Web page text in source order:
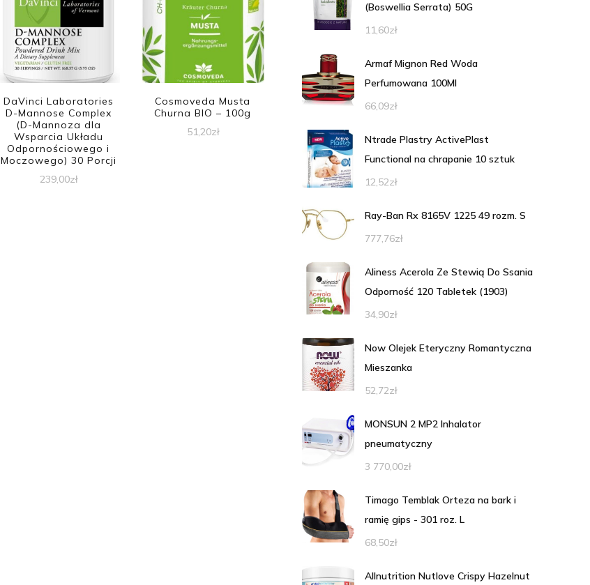
DaVinci Laboratories
D-Mannose Complex
(D-Mannoza dla
Wsparcia Układu
Odpornościowego i
Moczowego) 30 Porcji
239,00zł
Cosmoveda Musta
Churna BIO – 100g
51,20zł
(Boswellia Serrata) 50G
11,60zł
Armaf Mignon Red Woda
Perfumowana 100Ml
66,09zł
Ntrade Plastry ActivePlast
Functional na chrapanie 10 sztuk
12,52zł
Ray-Ban Rx 8165V 1225 49 rozm. S
777,76zł
Aliness Acerola Ze Stewią Do Ssania
Odporność 120 Tabletek (1903)
34,90zł
Now Olejek Eteryczny Romantyczna
Mieszanka
52,72zł
MONSUN 2 MP2 Inhalator
pneumatyczny
3 770,00zł
Timago Temblak Orteza na bark i
ramię gips - 301 roz. L
68,50zł
Allnutrition Nutlove Crispy Hazelnut